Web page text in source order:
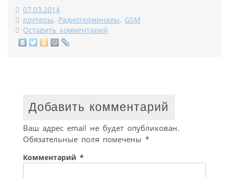
07.03.2014
роутеры, Радиотерминалы, GSM
Оставить комментарий
Добавить комментарий
Ваш адрес email не будет опубликован.
Обязательные поля помечены *
Комментарий *